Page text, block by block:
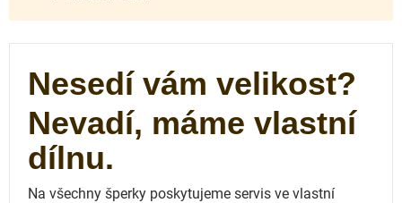
Nesedí vám velikost?
Nevadí, máme vlastní
dílnu.
Na všechny šperky poskytujeme servis ve vlastní